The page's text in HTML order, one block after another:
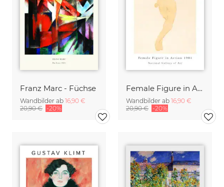
Franz Marc - Füchse
Wandbilder ab 16,90 €
20,90 € -20%
Female Figure in Action von Auguste Rodin
Wandbilder ab 16,90 €
20,90 € -20%